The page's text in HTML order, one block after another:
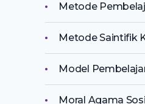
Metode
Metode Saintifik
Model
Moral Agama